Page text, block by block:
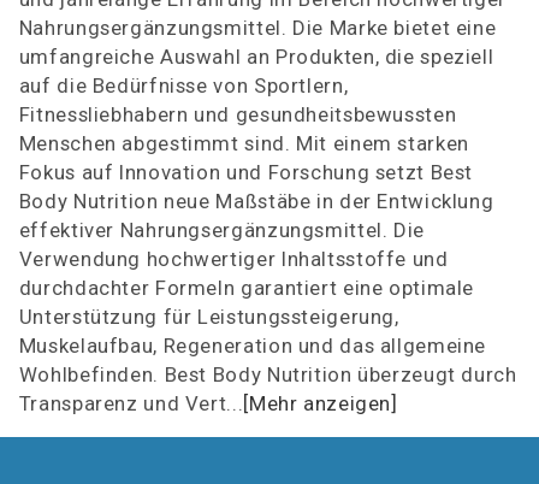
e
g
o
r
i
e
:
Nahrungsergänzungsmittel. Die Marke bietet eine
umfangreiche Auswahl an Produkten, die speziell
auf die Bedürfnisse von Sportlern,
Fitnessliebhabern und gesundheitsbewussten
Menschen abgestimmt sind. Mit einem starken
Fokus auf Innovation und Forschung setzt Best
Body Nutrition neue Maßstäbe in der Entwicklung
effektiver Nahrungsergänzungsmittel. Die
Verwendung hochwertiger Inhaltsstoffe und
durchdachter Formeln garantiert eine optimale
Unterstützung für Leistungssteigerung,
Muskelaufbau, Regeneration und das allgemeine
Wohlbefinden. Best Body Nutrition überzeugt durch
Transparenz und Vert... [Mehr anzeigen]